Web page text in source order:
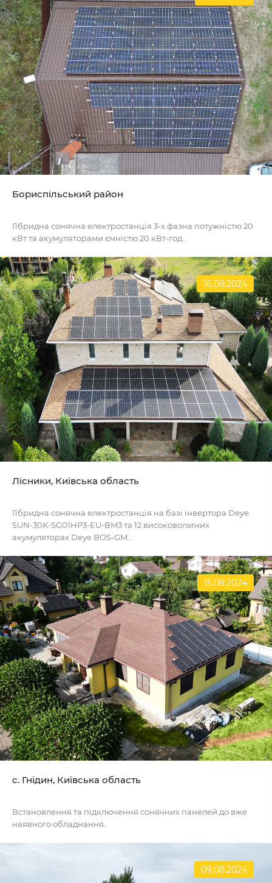
Бориспільський район
Гібридна сонячна електростанція 3-х фазна потужністю 20
кВт та акумуляторами ємністю 20 кВт-год..
16.08.2024
Лісники, Київська область
Гібридна сонячна електростанція на базі інвертора Deye
SUN-30K-SG01HP3-EU-BM3 та 12 високовольтних
акумуляторах Deye BOS-GM...
15.08.2024
с. Гнідин, Київська область
Встановлення та підключення сонячних панелей до вже
наявного обладнання..
09.08.2024